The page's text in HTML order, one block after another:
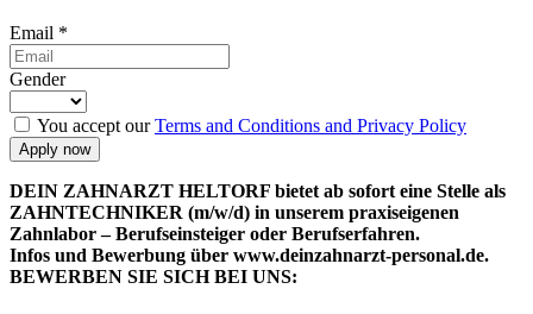
Email *
Gender
You accept ourTerms and Conditions and Privacy Policy
DEIN ZAHNARZT HELTORF bietet ab sofort eine Stelle als
ZAHNTECHNIKER (m/w/d) in unserem praxiseigenen
Zahnlabor – Berufseinsteiger oder Berufserfahren.
Infos und Bewerbung über www.deinzahnarzt-personal.de.
BEWERBEN SIE SICH BEI UNS: